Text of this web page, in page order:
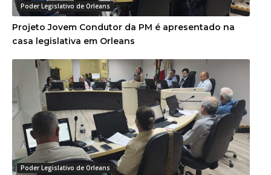
Poder Legislativo de Orleans
Projeto Jovem Condutor da PM é apresentado na
casa legislativa em Orleans
Poder Legislativo de Orleans